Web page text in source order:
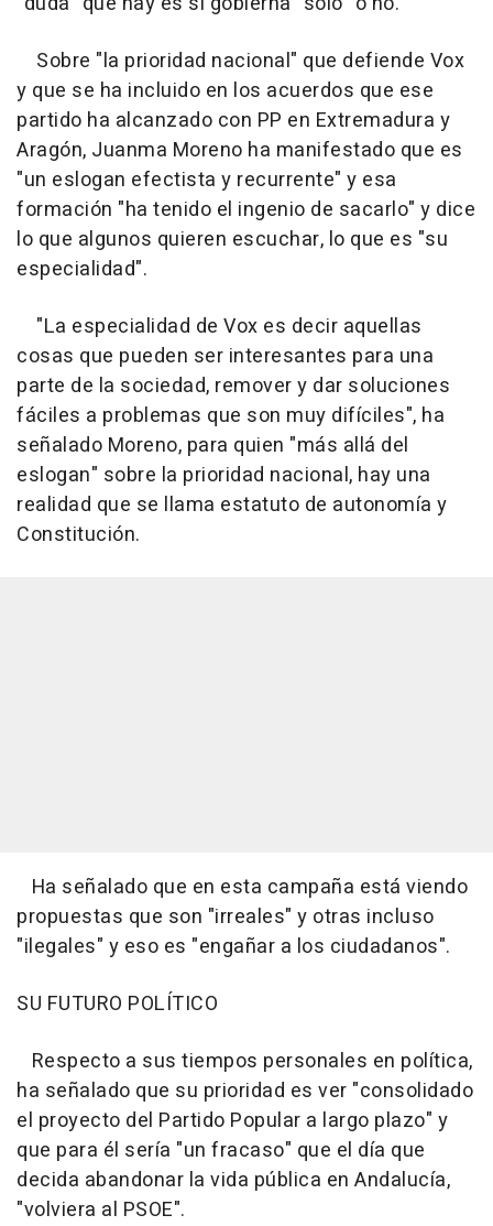
Sobre "la prioridad nacional" que defiende Vox
y que se ha incluido en los acuerdos que ese
partido ha alcanzado con PP en Extremadura y
Aragón, Juanma Moreno ha manifestado que es
"un eslogan efectista y recurrente" y esa
formación "ha tenido el ingenio de sacarlo" y dice
lo que algunos quieren escuchar, lo que es "su
especialidad".
"La especialidad de Vox es decir aquellas
cosas que pueden ser interesantes para una
parte de la sociedad, remover y dar soluciones
fáciles a problemas que son muy difíciles", ha
señalado Moreno, para quien "más allá del
eslogan" sobre la prioridad nacional, hay una
realidad que se llama estatuto de autonomía y
Constitución.
Ha señalado que en esta campaña está viendo
propuestas que son "irreales" y otras incluso
"ilegales" y eso es "engañar a los ciudadanos".
SU FUTURO POLÍTICO
Respecto a sus tiempos personales en política,
ha señalado que su prioridad es ver "consolidado
el proyecto del Partido Popular a largo plazo" y
que para él sería "un fracaso" que el día que
decida abandonar la vida pública en Andalucía,
"volviera al PSOE".